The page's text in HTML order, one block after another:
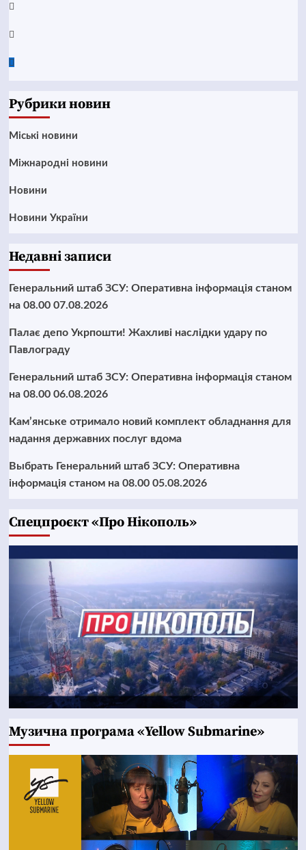
Instagram
Twitter
Google
Рубрики новин
Mіські новини
Міжнародні новини
Новини
Новини України
Недавні записи
Генеральний штаб ЗСУ: Оперативна інформація станом
на 08.00 07.08.2026
Палає депо Укрпошти! Жахливі наслідки удару по
Павлограду
Генеральний штаб ЗСУ: Оперативна інформація станом
на 08.00 06.08.2026
Кам’янське отримало новий комплект обладнання для
надання державних послуг вдома
Выбрать Генеральний штаб ЗСУ: Оперативна
інформація станом на 08.00 05.08.2026
Cпецпроєкт «Про Нікополь»
Музична програма «Yellow Submarine»